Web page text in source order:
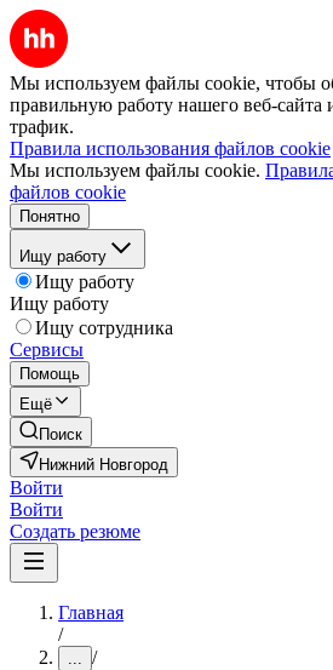
Мы используем файлы cookie, чтобы
правильную работу нашего веб-сайта
трафик.
Правила использования файлов cookie
Мы используем файлы cookie.
файлов cookie
Понятно
Ищу работу
Ищу работу
Ищу работу
Ищу сотрудника
Сервисы
Помощь
Ещё
Поиск
Нижний Новгород
Войти
Войти
Создать резюме
Главная
/
... /